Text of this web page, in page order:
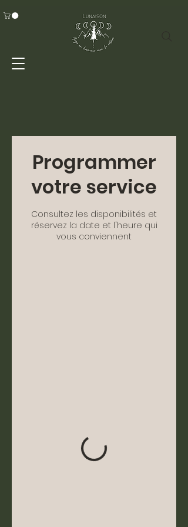
Programmer
votre service
Consultez les disponibilités et
réservez la date et l'heure qui
vous conviennent